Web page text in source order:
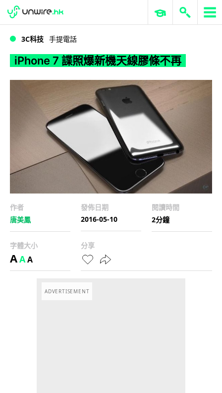
iPhone 7 諜照爆新機天線膠條不再
WWDC 2026 ERP 與商業 AI
3C科技 手提電話
iPhone 7 諜照爆新機天線膠條不再
作者
唐美鳳
發佈日期
2016-05-10
閱讀時間
2分鐘
字體大小
AAA
分享
ADVERTISEMENT